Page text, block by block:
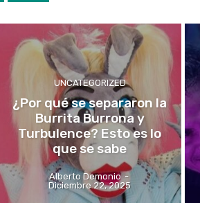
UNCATEGORIZED
¿Por qué se separaron la
Burrita Burrona y
Turbulence? Esto es lo
que se sabe
Alberto Demonio -
Diciembre 22, 2025